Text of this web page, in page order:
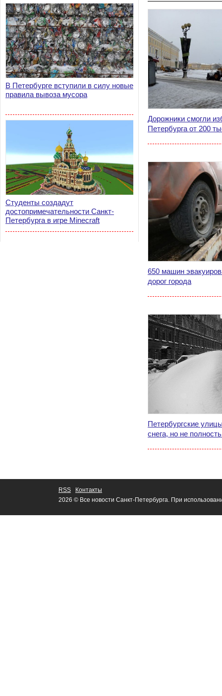
В Петербурге вступили в силу новые
правила вывоза мусора
Студенты создадут
достопримечательности Санкт-
Петербурга в игре Minecraft
Дорожники смогли
Петербурга от 200
650 машин
дорог города
Петербургские
снега, но не
RSS
Контакты
2026 © Все новости Санкт-Петербурга. При